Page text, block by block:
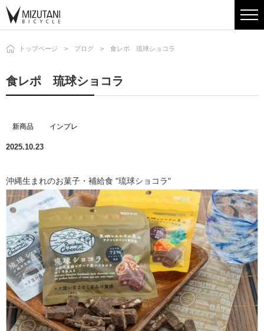
トップページ ブログ 食レポ 琉球ショコラ
食レポ 琉球ショコラ
新商品 インプレ
2025.10.23
沖縄生まれのお菓子・補給食 "琉球ショコラ"